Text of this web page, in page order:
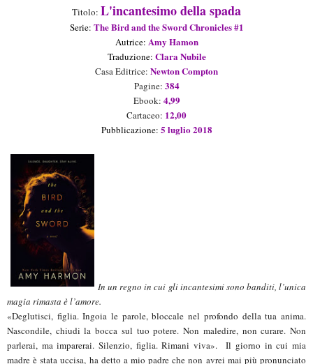
Titolo: L'incantesimo della spada
Serie: The Bird and the Sword Chronicles #1
Autrice: Amy Hamon
Traduzione: Clara Nubile
Casa Editrice: Newton Compton
Pagine: 384
Ebook: 4,99
Cartaceo: 12,00
Pubblicazione: 5 luglio2018
In un regno in cui gli incantesimi sono banditi, l’unica
magia rimasta è l’amore.
«Deglutisci, figlia. Ingoia le parole, bloccale nel profondo della tua anima.
Nascondile, chiudi la bocca sul tuo potere. Non maledire, non curare. Non
parlerai, ma imparerai. Silenzio, figlia. Rimani viva». Il giorno in cui mia
madre è stata uccisa, ha detto a mio padre che non avrei mai più pronunciato